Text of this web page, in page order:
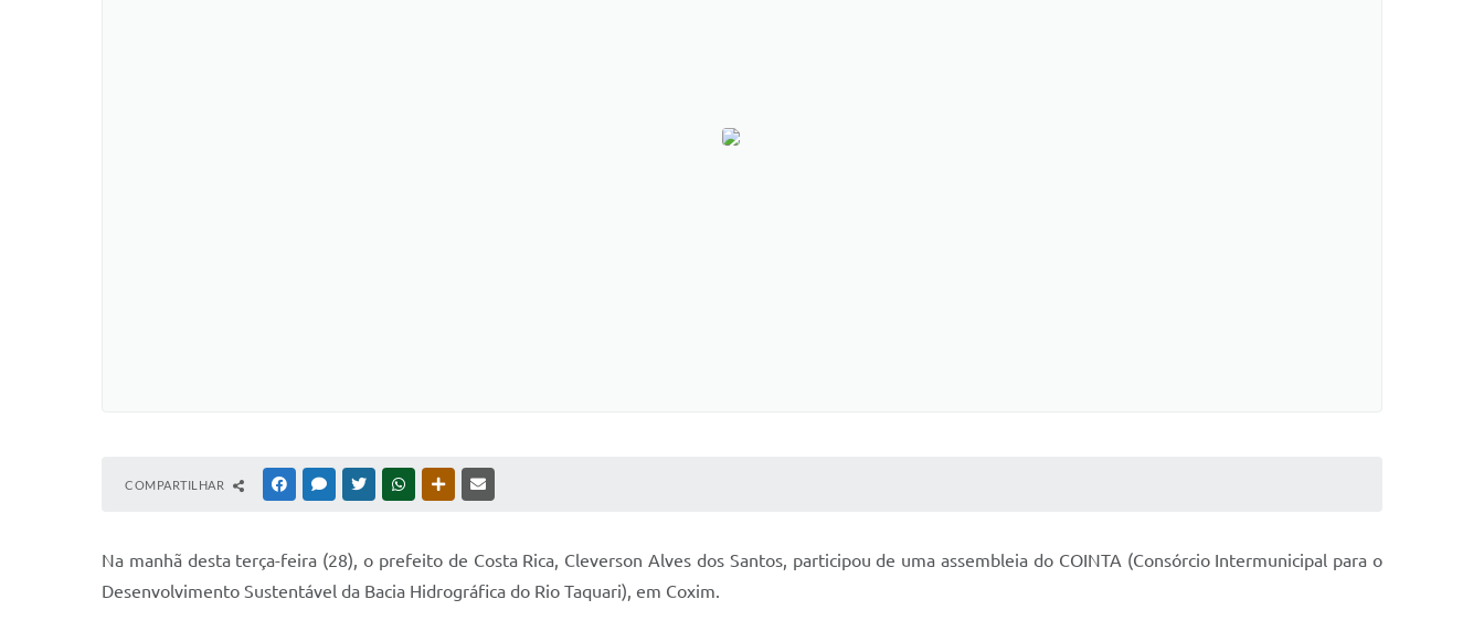
COMPARTILHAR FACEBOOKMESSENGER
TWITTERWHATSAPPOUTRAS MÍDIAS
Na manhã desta terça-feira (28), o prefeito de Costa Rica, Cleverson Alves dos Santos, participou de uma assembleia do COINTA (Consórcio Intermunicipal para o
Desenvolvimento Sustentável da Bacia Hidrográfica do Rio Taquari), em Coxim.